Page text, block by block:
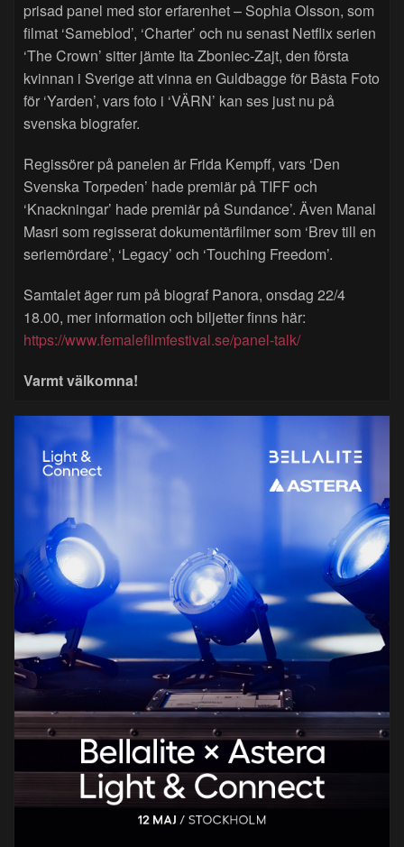
prisad panel med stor erfarenhet – Sophia Olsson, som
filmat ‘Sameblod’, ‘Charter’ och nu senast Netflix serien
‘The Crown’ sitter jämte Ita Zboniec-Zajt, den första
kvinnan i Sverige att vinna en Guldbagge för Bästa Foto
för ‘Yarden’, vars foto i ‘VÄRN’ kan ses just nu på
svenska biografer.
Regissörer på panelen är Frida Kempff, vars ‘Den
Svenska Torpeden’ hade premiär på TIFF och
‘Knackningar’ hade premiär på Sundance’. Även Manal
Masri som regisserat dokumentärfilmer som ‘Brev till en
seriemördare’, ‘Legacy’ och ‘Touching Freedom’.
Samtalet äger rum på biograf Panora, onsdag 22/4
18.00, mer information och biljetter finns här:
https://www.femalefilmfestival.se/panel-talk/
Varmt välkomna!